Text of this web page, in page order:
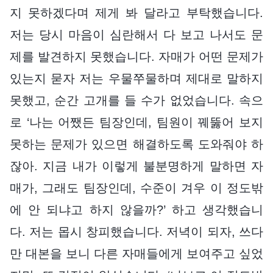
지 못하겠다며 제게 봐 달라고 부탁했습니다.
저는 당시 마음이 심란해서 다 보고 나서도 문
제를 발견하지 못했습니다. 자매가 어떤 문제가
있는지 묻자 저는 우물쭈물하며 제대로 말하지
못했고, 순간 고개를 들 수가 없었습니다. 속으
로 ‘나는 어쨌든 팀장인데, 팀원이 꿰뚫어 보지
못하는 문제가 있으면 해결하도록 도와줘야 하
잖아. 지금 내가 이렇게 불분명하게 말하면 자
매가, 그래도 팀장인데, 수준이 겨우 이 정도밖
에 안 되냐고 하지 않을까?’ 하고 생각했습니
다. 저는 몹시 창피했습니다. 저녁이 되자, 쓰다
만 대본을 보니 다른 자매들에게 보여주고 싶었